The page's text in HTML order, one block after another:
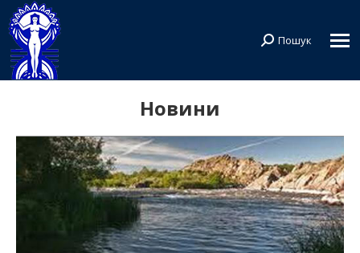
Search:
Пошук
Новини